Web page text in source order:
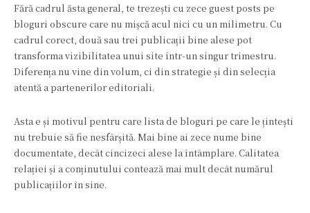
Fără cadrul ăsta general, te trezești cu zece guest posts pe
bloguri obscure care nu mișcă acul nici cu un milimetru. Cu
cadrul corect, două sau trei publicații bine alese pot
transforma vizibilitatea unui site într-un singur trimestru.
Diferența nu vine din volum, ci din strategie și din selecția
atentă a partenerilor editoriali.
Asta e și motivul pentru care lista de bloguri pe care le țintești
nu trebuie să fie nesfârșită. Mai bine ai zece nume bine
documentate, decât cincizeci alese la întâmplare. Calitatea
relației și a conținutului contează mai mult decât numărul
publicațiilor în sine.